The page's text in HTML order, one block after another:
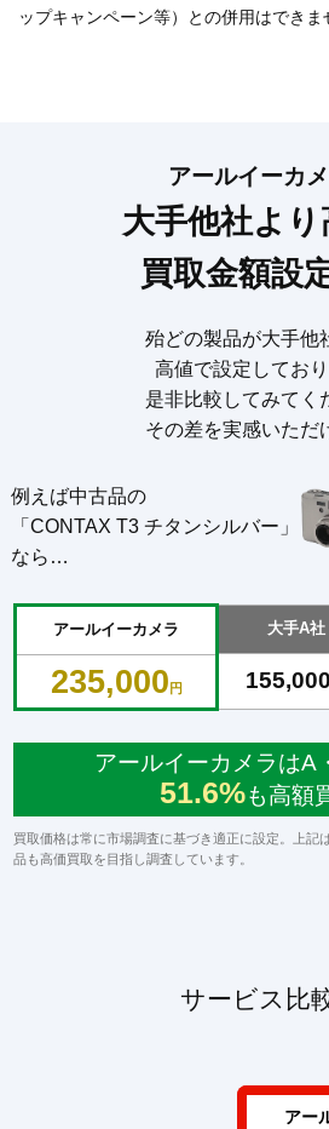
ップキャンペーン等）との併用はできま
アールイーカ
大手他社よ
買取金額設
殆どの製品が大手他
高値で設定しており
是非比較してみてく
その差を実感いただ
例えば中古品の
「CONTAX T3 チタンシルバー」
なら…
アールイーカメラ
235,000 円
大手A社
155,000
アールイーカメラはA
51.6%も高額
買取価格は常に市場調査に基づき適正に設定。上記
品も高価買取を目指し調査しています。
サービス比
アー